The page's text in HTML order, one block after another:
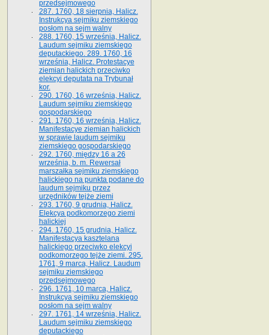
przedsejmowego
287. 1760, 18 sierpnia, Halicz.
Instrukcya sejmiku ziemskiego
posłom na sejm walny
288. 1760, 15 września, Halicz.
Laudum sejmiku ziemskiego
deputackiego. 289. 1760, 16
września, Halicz. Protestacye
ziemian halickich przeciwko
elekcyi deputata na Trybunał
kor.
290. 1760, 16 września, Halicz.
Laudum sejmiku ziemskiego
gospodarskiego
291. 1760, 16 września, Halicz.
Manifestacye ziemian halickich
w sprawie laudum sejmiku
ziemskiego gospodarskiego
292. 1760, między 16 a 26
września, b. m. Rewersał
marszałka sejmiku ziemskiego
halickiego na punkta podane do
laudum sejmiku przez
urzędników tejże ziemi
293. 1760, 9 grudnia, Halicz.
Elekcya podkomorzego ziemi
halickiej
294. 1760, 15 grudnia, Halicz.
Manifestacya kasztelana
halickiego przeciwko elekcyi
podkomorzego tejże ziemi. 295.
1761, 9 marca, Halicz. Laudum
sejmiku ziemskiego
przedsejmowego
296. 1761, 10 marca, Halicz.
Instrukcya sejmiku ziemskiego
posłom na sejm walny
297. 1761, 14 września, Halicz.
Laudum sejmiku ziemskiego
deputackiego